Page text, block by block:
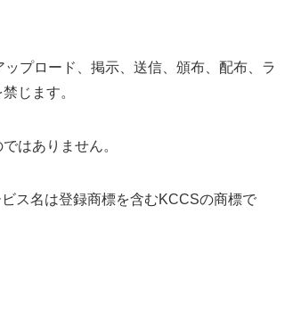
プロード、掲示、送信、頒布、配布、ラ
じます。
はありません。
ス名は登録商標を含むKCCSの商標で